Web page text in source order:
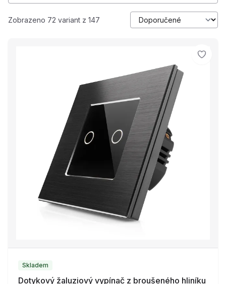
Zobrazeno 72 variant z 147
Skladem
Dotykový žaluziový vypínač z broušeného hliníku